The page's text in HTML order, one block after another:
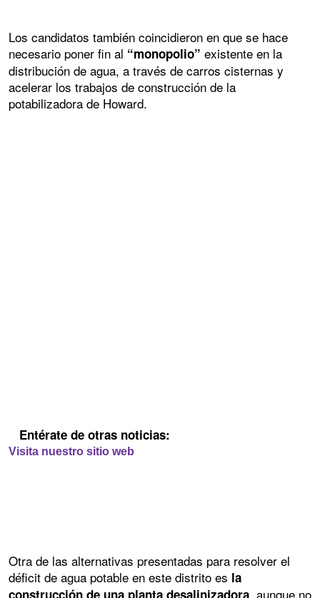
Los candidatos también coincidieron en que se hace
necesario poner fin al “monopolio” existente en la
distribución de agua, a través de carros cisternas y
acelerar los trabajos de construcción de la
potabilizadora de Howard.
Entérate de otras noticias:
Visita nuestro sitio web
Otra de las alternativas presentadas para resolver el
déficit de agua potable en este distrito es la
, aunque no